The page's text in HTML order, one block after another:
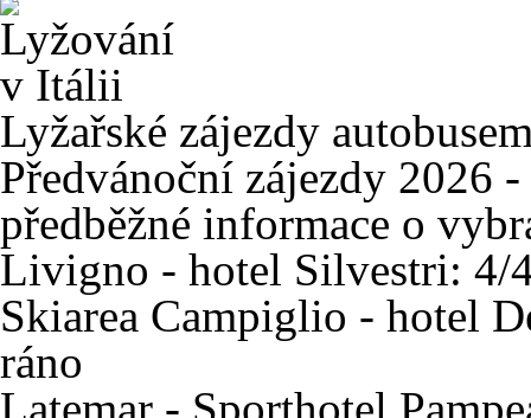
Lyžařské zájezdy
Předvánoční zájezdy 2026
předběžné informace o
Livigno - hotel Silvestri: 4/
Skiarea Campiglio - hotel
ráno